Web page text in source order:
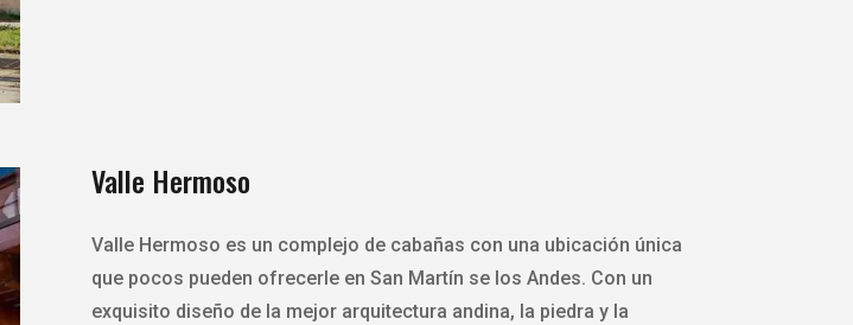
Valle Hermoso
Valle Hermoso es un complejo de cabañas con una ubicación única
que pocos pueden ofrecerle en San Martín se los Andes. Con un
exquisito diseño de la mejor arquitectura andina, la piedra y la